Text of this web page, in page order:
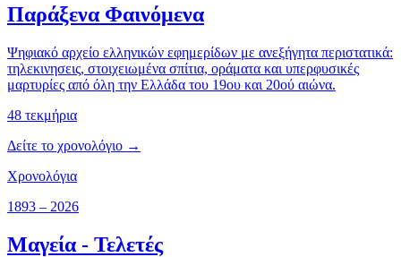
Παράξενα Φαινόμενα
Ψηφιακό αρχείο ελληνικών εφημερίδων με ανεξήγητα περιστατικά:
τηλεκινησεις, στοιχειωμένα σπίτια, οράματα και υπερφυσικές
μαρτυρίες από όλη την Ελλάδα του 19ου και 20ού αιώνα.
48 τεκμήρια
Δείτε το χρονολόγιο →
Χρονολόγια
1893 – 2026
Μαγεία - Τελετές